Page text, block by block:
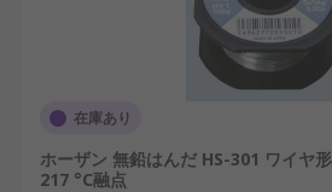
在庫あり
ホーザン 無鉛はんだ HS-301 ワイヤ
217 °C融点